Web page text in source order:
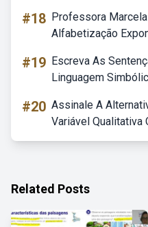
#18 Professora
Alfabetização
#19 Escreva As
Linguagem
#20 Assinale A
Variável Qualitativa
Related Posts